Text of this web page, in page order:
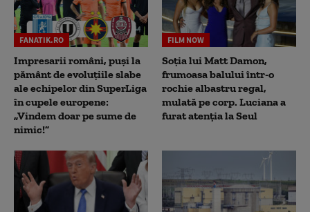
FANATIK.RO
Impresarii români, puși la
pământ de evoluțiile slabe
ale echipelor din SuperLiga
în cupele europene:
„Vindem doar pe sume de
nimic!”
FILM NOW
Soția lui Matt Damon,
frumoasa balului într-o
rochie albastru regal,
mulată pe corp. Luciana a
furat atenția la Seul